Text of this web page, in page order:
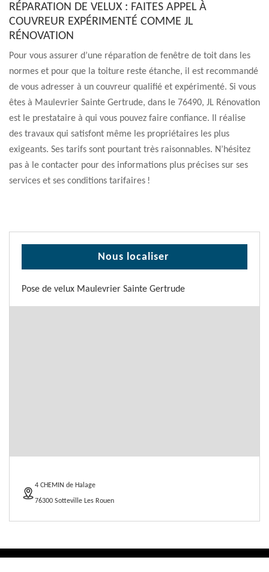
RÉPARATION DE VELUX : FAITES APPEL À
COUVREUR EXPÉRIMENTÉ COMME JL
RÉNOVATION
Pour vous assurer d’une réparation de fenêtre de toit dans les
normes et pour que la toiture reste étanche, il est recommandé
de vous adresser à un couvreur qualifié et expérimenté. Si vous
êtes à Maulevrier Sainte Gertrude, dans le 76490, JL Rénovation
est le prestataire à qui vous pouvez faire confiance. Il réalise
des travaux qui satisfont même les propriétaires les plus
exigeants. Ses tarifs sont pourtant très raisonnables. N’hésitez
pas à le contacter pour des informations plus précises sur ses
services et ses conditions tarifaires !
Nous localiser
Pose de velux Maulevrier Sainte Gertrude
4 CHEMIN de Halage
76300 Sotteville Les Rouen